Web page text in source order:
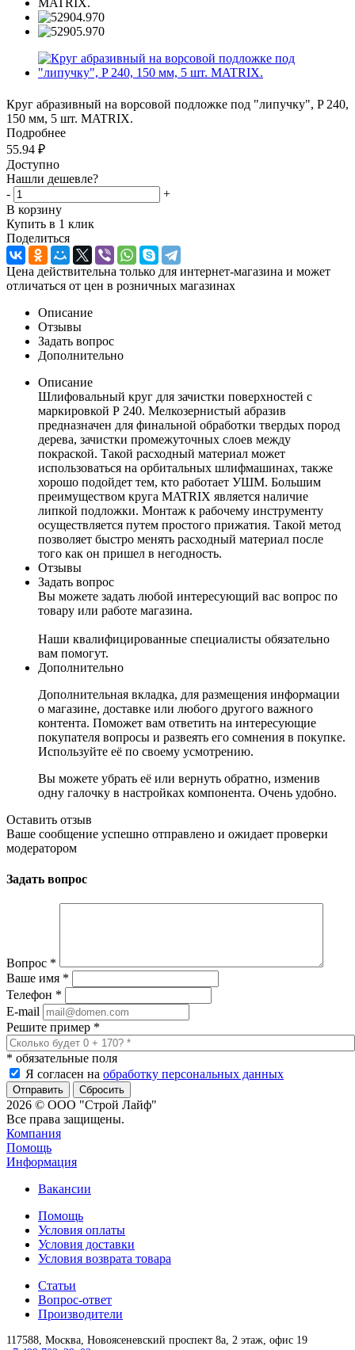
Круг абразивный на ворсовой подложке под "липучку", P 240,
150 мм, 5 шт. MATRIX.
Подробнее
55.94 ₽
Доступно
Нашли дешевле?
-
+
В корзину
Купить в 1 клик
Поделиться
Цена действительна только для интернет-магазина и может
отличаться от цен в розничных магазинах
Описание
Отзывы
Задать вопрос
Дополнительно
Описание
Шлифовальный круг для зачистки поверхностей с
маркировкой Р 240. Мелкозернистый абразив
предназначен для финальной обработки твердых пород
дерева, зачистки промежуточных слоев между
покраской. Такой расходный материал может
использоваться на орбитальных шлифмашинах, также
хорошо подойдет тем, кто работает УШМ. Большим
преимуществом круга MATRIX является наличие
липкой подложки. Монтаж к рабочему инструменту
осуществляется путем простого прижатия. Такой метод
позволяет быстро менять расходный материал после
того как он пришел в негодность.
Отзывы
Задать вопрос
Вы можете задать любой интересующий вас вопрос по
товару или работе магазина.
Наши квалифицированные специалисты обязательно
вам помогут.
Дополнительно
Дополнительная вкладка, для размещения информации
о магазине, доставке или любого другого важного
контента. Поможет вам ответить на интересующие
покупателя вопросы и развеять его сомнения в покупке.
Используйте её по своему усмотрению.
Вы можете убрать её или вернуть обратно, изменив
одну галочку в настройках компонента. Очень удобно.
Оставить отзыв
Ваше сообщение успешно отправлено и ожидает проверки
модератором
Задать вопрос
Вопрос *
Ваше имя *
Телефон *
E-mail
Решите пример *
* обязательные поля
Я согласен на обработку персональных данных
Сбросить
2026 © ООО "Строй Лайф"
Все права защищены.
Компания
Помощь
Информация
Вакансии
Помощь
Условия оплаты
Условия доставки
Условия возврата товара
Статьи
Вопрос-ответ
Производители
117588, Москва, Новоясеневский проспект 8а, 2 этаж, офис 19